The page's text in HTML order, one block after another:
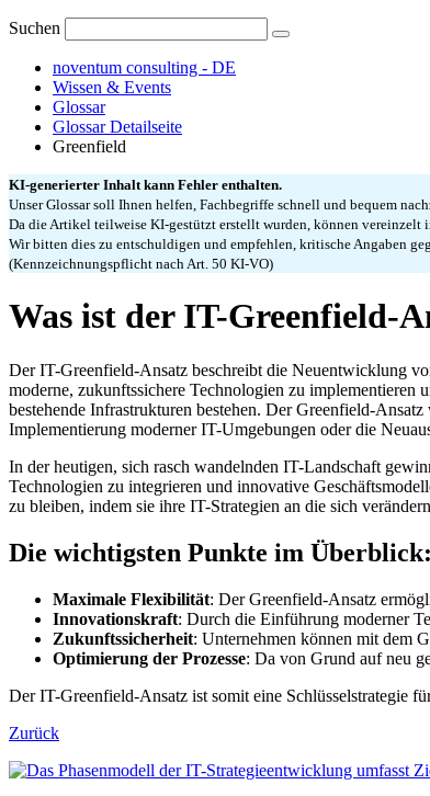
Suchen
noventum consulting - DE
Wissen & Events
Glossar
Glossar Detailseite
Greenfield
KI-generierter Inhalt kann Fehler enthalten.
Unser Glossar soll Ihnen helfen, Fachbegriffe schnell und bequem
Da die Artikel teilweise KI-gestützt erstellt wurden, können vereinzelt
Wir bitten dies zu entschuldigen und empfehlen, kritische Angaben
(Kennzeichnungspflicht nach Art. 50 KI-VO)
Was ist der IT-Greenfield-
Der IT-Greenfield-Ansatz beschreibt die Neuentwicklung
moderne, zukunftssichere Technologien zu implementieren
bestehende Infrastrukturen bestehen. Der Greenfield-
Implementierung moderner IT-Umgebungen oder die
In der heutigen, sich rasch wandelnden IT-Landschaft
Technologien zu integrieren und innovative
zu bleiben, indem sie ihre IT-Strategien an die sich
Die wichtigsten Punkte im Überblick:
Maximale Flexibilität: Der Greenfield-Ansatz
Innovationskraft: Durch die Einführung moderner
Zukunftssicherheit: Unternehmen können mit dem
Optimierung der Prozesse: Da von Grund auf neu
Der IT-Greenfield-Ansatz ist somit eine Schlüsselstrategie
Zurück